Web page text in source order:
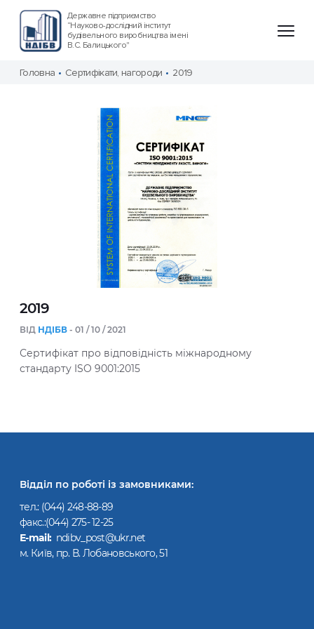
Державне підприємство
“Науково-дослідний інститут
будівельного виробництва імені
В.С. Балицького"
Головна Сертифікати, нагороди 2019
2019
ВІД НДІБВ - 01 / 10 / 2021
Сертифікат про відповідність міжнародному
стандарту ISO 9001:2015
Відділ по роботі із замовниками:
тел.: (044) 248-88-89
факс.:(044) 275- 12-25
Е-mail: ndibv_post@ukr.net
м. Київ, пр. В. Лобановського, 51